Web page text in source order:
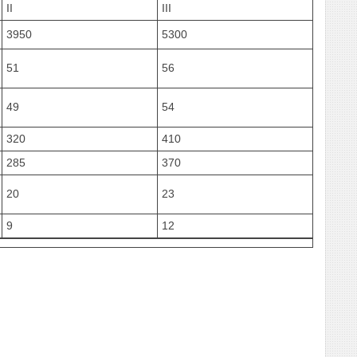
II III
3950 5300
51 56
49 54
320
410
285
370
20 23
9 12